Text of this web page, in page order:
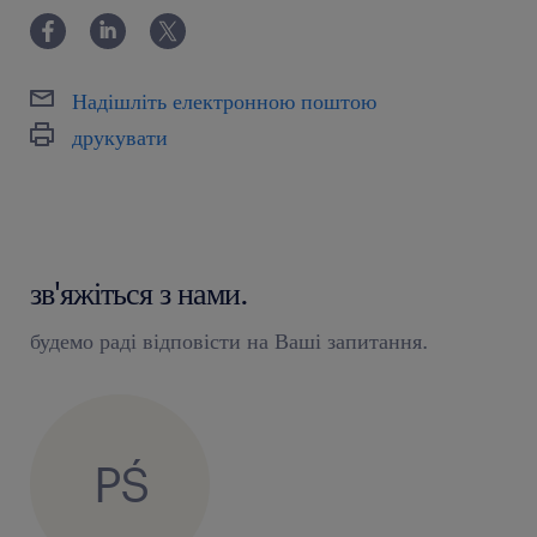
uzupełnianie dokumentacji magazynowej
oczekujemy
aktualnych badań sanitarno-
epidemiologicznych bądź chęci do ich
oferujemy
Надішліть електронною поштою
друкувати
зв'яжіться з нами.
будемо раді відповісти на Ваші запитання.
PŚ